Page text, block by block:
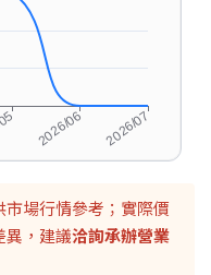
場行情參考；實際價
異，建議洽詢承辦營業